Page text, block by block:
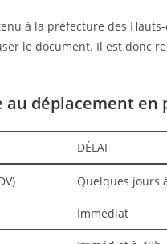
à la préfecture des
le document. Il est donc
déplacement en
DÉLAI
Quelques jours
Immédiat